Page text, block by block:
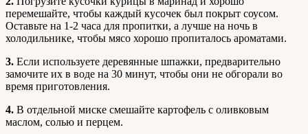
перемешайте, чтобы каждый кусочек был покрыт соусом.
Оставьте на 1-2 часа для пропитки, а лучше на ночь в
холодильнике, чтобы мясо хорошо пропиталось ароматами.
3. Если используете деревянные шпажки, предварительно
замочите их в воде на 30 минут, чтобы они не обгорали во
время приготовления.
4. В отдельной миске смешайте картофель с оливковым
маслом, солью и перцем.